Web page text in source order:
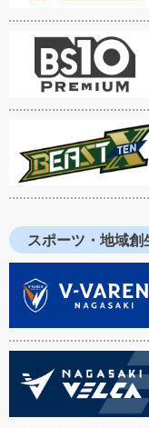
スポーツ・地域創